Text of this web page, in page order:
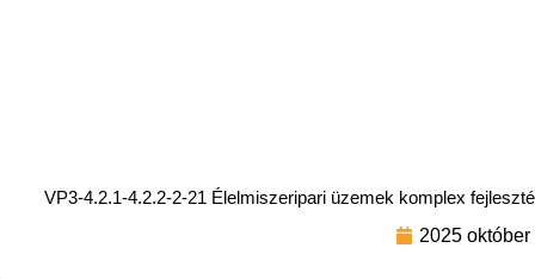
VP3-4.2.1-4.2.2-2-21 Élelmiszeripari üzemek komplex
2025 október